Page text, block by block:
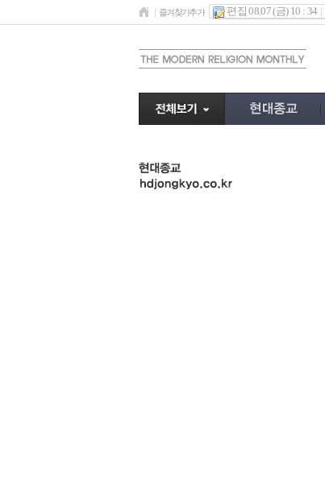
즐겨찾기추가 편집 08.07 (금) 10 : 34